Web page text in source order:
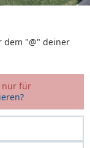
dem "@" deiner
nur für